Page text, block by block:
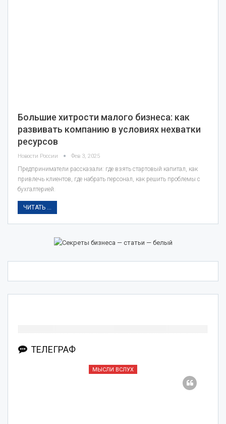
Большие хитрости малого бизнеса: как
развивать компанию в условиях нехватки
ресурсов
Новости России Фев 3, 2025
Предприниматели рассказали: где взять стартовый капитал, как
привлечь клиентов, где набрать персонал, как решить проблемы с
бухгалтерией.
ЧИТАТЬ ...
ТЕЛЕГРАФ
МЫСЛИ ВСЛУХ